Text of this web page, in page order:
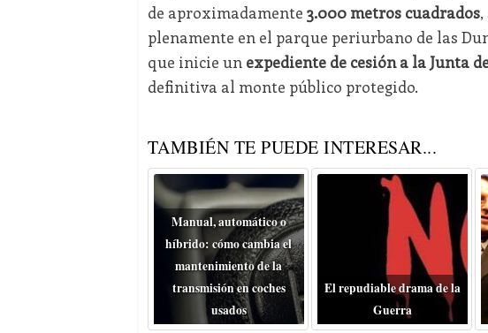
de aproximadamente 3.000 metros cuadrados,
plenamente en el parque periurbano de las
que inicie un expediente de cesión a la Junta
definitiva al monte público protegido.
TAMBIÉN TE PUEDE INTERESAR...
Manual, automático o
híbrido: cómo cambia el
mantenimiento de la
transmisión en coches
usados
El repudiable drama de la
Guerra